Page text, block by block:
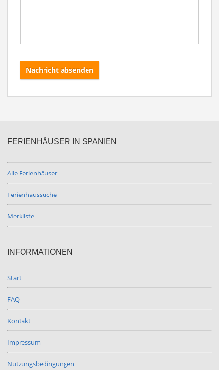
Nachricht absenden
FERIENHÄUSER IN SPANIEN
Alle Ferienhäuser
Ferienhaussuche
Merkliste
INFORMATIONEN
Start
FAQ
Kontakt
Impressum
Nutzungsbedingungen